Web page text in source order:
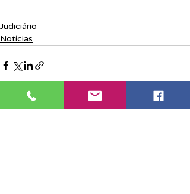
Judiciário
Notícias
Posts recentes Ver tudo